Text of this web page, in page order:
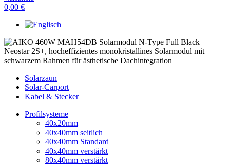
0,00 €
Solarzaun
Solar-Carport
Kabel & Stecker
Profilsysteme
40x20mm
40x40mm seitlich
40x40mm Standard
40x40mm verstärkt
80x40mm verstärkt